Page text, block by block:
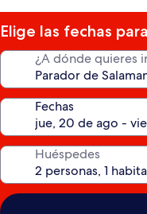
estrellas
Elige las fechas
¿A dónde quieres
Fechas
Huéspedes